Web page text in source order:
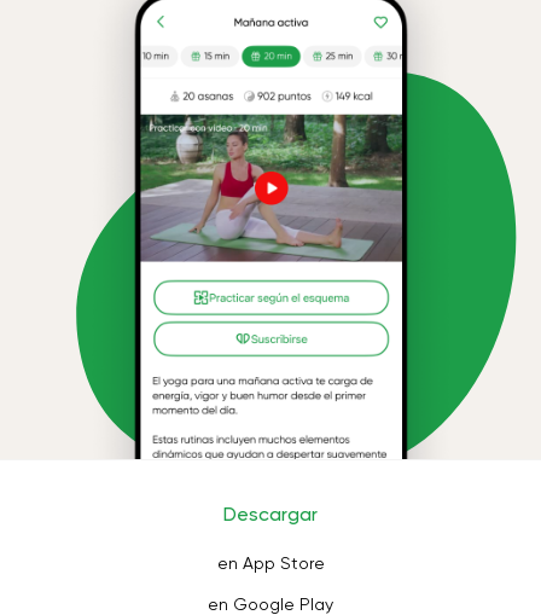
Descargar
en App Store
en Google Play